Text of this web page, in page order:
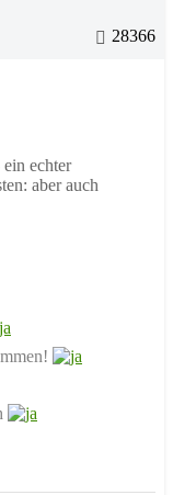
28366
echter
aber auch